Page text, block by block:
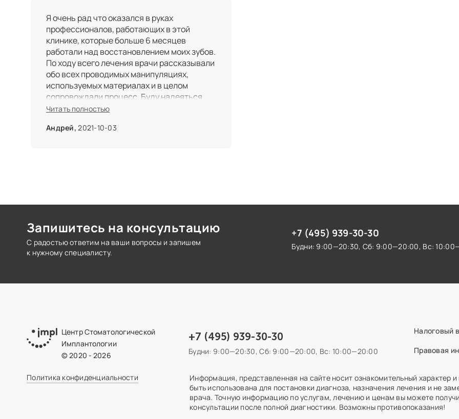
Я очень рад что оказался в руках
профессионалов, работающих в этой
клинике, которые больше 6 месяцев
работали над восстановлением моих зубов.
По ходу всего лечения врачи рассказывали
обо всех проводимых манипуляциях,
используемых материалах и в целом
сопровождали процесс. Буду надеяться
что теперь установленные конструкции
спасибо администраторам, которые
Читать полностью
Андрей, 2021-10-03
Запишитесь на консультацию
С радостью ответим на ваши вопросы и запишем
к нужному специалисту.
+7 (495) 939-30-30
Будни: 9:00—20:30, Сб: 9:00—20:00, Вс:
Центр Стоматологической
Имплантологии
© 2020 - 2026
Политика конфиденциальности
+7 (495) 939-30-30
Будни: 9:00—20:30, Сб: 9:00—20:00, Вс: 10:00—20:00
Налоговый
Правовая
Информация, представленная на сайте носит ознакомительный характер
быть использована для постановки диагноза, назначения лечения и не
врача. Точную информацию по услугам, лечению и ценам вы можете
консультации после полной диагностики. Возможны противопоказания!